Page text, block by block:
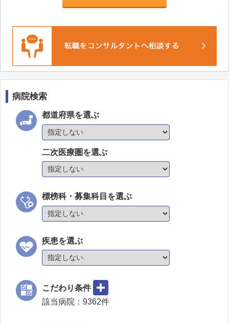
小田クリニック
医療法人社団東京みどり会 新宿東口眼科医院
新宿サテライトクリニック
あけぼの診療所
ゴリラクリニック 新宿本院
NOVUS Beauty Clinic 新宿ラウンジ
医療法人 工藤胃腸内科クリニック 東京内視
鏡クリニック
東京中央美容外科 新宿西口院
Shinjuku ART Clinic
中野ひだまりクリニック
皮膚科カメリアクリニック
ライトメンタルクリニック 高田馬場院
生殖医療新規開設クリニック（仮）新宿エリア
四谷内科
藤村病院
病院検索
都道府県を選ぶ
二次医療圏を選ぶ
標榜科・募集科目を選ぶ
疾患を選ぶ
こだわり条件
該当病院： 9362件